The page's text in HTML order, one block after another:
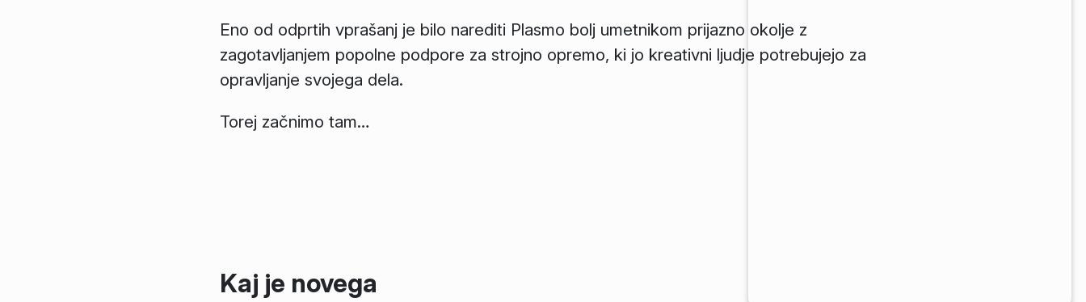
Eno od odprtih vprašanj je bilo narediti Plasmo bolj umetnikom prijazno okolje z
zagotavljanjem popolne podpore za strojno opremo, ki jo kreativni ljudje potrebujejo za
opravljanje svojega dela.
Torej začnimo tam…
Kaj je novega